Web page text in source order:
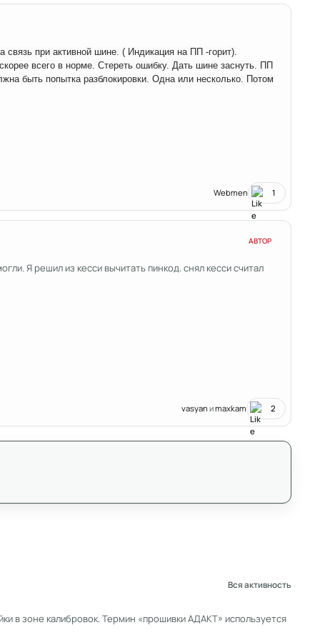
связь при активной шине. ( Индикация на ПП -горит).
всего в норме. Стереть ошибку. Дать шине заснуть. ПП
быть попытка разблокировки. Одна или несколько. Потом
Webmen 1
АВТОР
Я решил из кесси вычитать пинкод. снял кесси считал
vasyan иmaxkam 2
Вся активность
в зоне калибровок. Термин «прошивки АДАКТ» используется